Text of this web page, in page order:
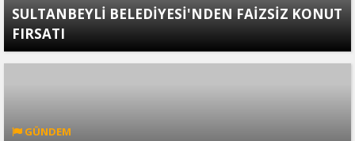
SULTANBEYLİ BELEDİYESİ'NDEN FAİZSİZ KONUT
FIRSATI
GÜNDEM